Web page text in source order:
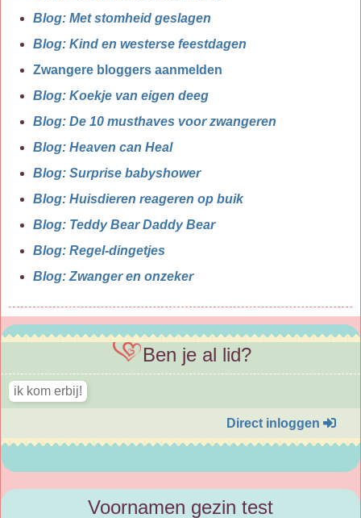
Blog: Met stomheid geslagen
Blog: Kind en westerse feestdagen
Zwangere bloggers aanmelden
Blog: Koekje van eigen deeg
Blog: De 10 musthaves voor zwangeren
Blog: Heaven can Heal
Blog: Surprise babyshower
Blog: Huisdieren reageren op buik
Blog: Teddy Bear Daddy Bear
Blog: Regel-dingetjes
Blog: Zwanger en onzeker
Ben je al lid?
Direct inloggen
Voornamen gezin test